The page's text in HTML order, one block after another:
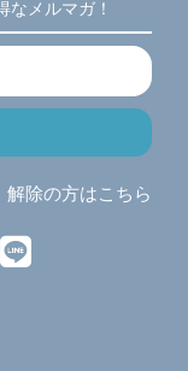
なメルマガ！
解除の方はこちら